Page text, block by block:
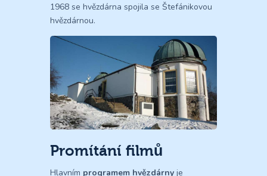
1968 se hvězdárna spojila se Štefánikovou
hvězdárnou.
Promítání filmů
Hlavním programem hvězdárny je